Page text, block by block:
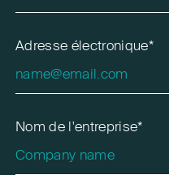
Adresse électronique*
Nom de l'entreprise*